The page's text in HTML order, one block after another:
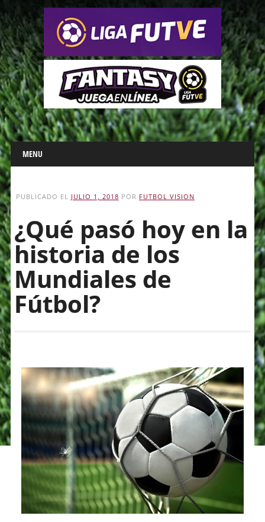
Main menu
Skip
to
content
MENU
PUBLICADO EL JULIO 1, 2018 POR FUTBOL VISION
¿Qué pasó hoy en la
historia de los
Mundiales de
Fútbol?